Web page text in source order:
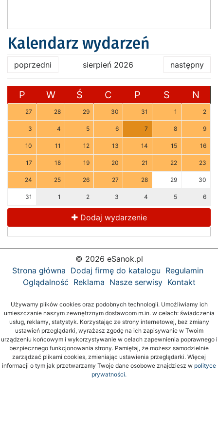
Kalendarz wydarzeń
poprzedni sierpień 2026 następny
P W Ś C P S N
27 28 29 30 31 1 2
3 4 5 6 7 8 9
10 11 12 13 14 15 16
17 18 19 20 21 22 23
24 25 26 27 28 29 30
31 1 2 3 4 5 6
Dodaj wydarzenie
© 2026 eSanok.pl
Strona główna Dodaj firmę do katalogu Regulamin
Oglądalność Reklama Nasze serwisy Kontakt
Używamy plików cookies oraz podobnych technologii. Umożliwiamy ich
umieszczanie naszym zewnętrznym dostawcom m.in. w celach: świadczenia
usług, reklamy, statystyk. Korzystając ze strony internetowej, bez zmiany
ustawień przeglądarki, wyrażasz zgodę na ich zapisywanie w Twoim
urządzeniu końcowym i wykorzystywanie w celach zapewnienia poprawnego i
bezpiecznego funkcjonowania strony. Pamiętaj, że możesz samodzielnie
zarządzać plikami cookies, zmieniając ustawienia przeglądarki. Więcej
informacji o tym jak przetwarzamy Twoje dane osobowe znajdziesz w polityce
prywatności.